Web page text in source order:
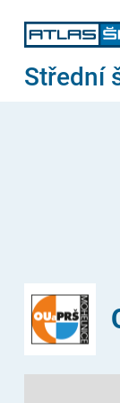
Střední